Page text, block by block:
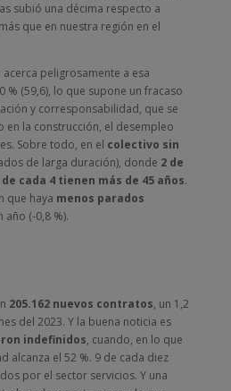
subió una décima respecto a
que en nuestra región en el
acerca peligrosamente a esa
(59,6), lo que supone un fracaso
y corresponsabilidad, que se
en la construcción, el desempleo
Sobre todo, en el colectivo sin
de larga duración), donde 2 de
cada 4 tienen más de 45 años.
que haya menos parados
año (-0,8 %).
205.162 nuevos contratos, un 1,2
del 2023. Y la buena noticia es
indefinidos, cuando, en lo que
alcanza el 52 %. 9 de cada diez
por el sector servicios. Y una